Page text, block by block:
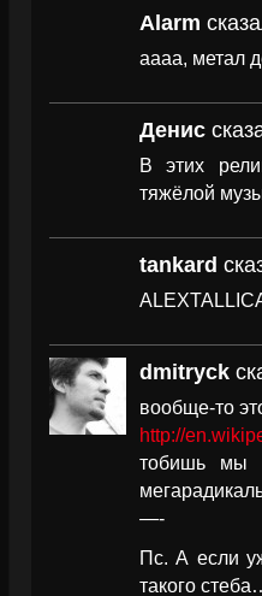
Alarm
аааа, метал
Денис
В этих
тяжёлой
tankard
dmitryck
вообще-то
http://
тобишь мы
—-
Пс. А если
такого